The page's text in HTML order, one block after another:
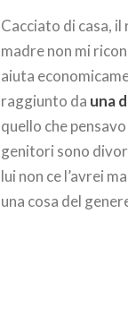
Cacciato di casa,
madre non mi
aiuta
raggiunto da una
quello che
genitori sono
lui non ce l’avrei
una cosa del